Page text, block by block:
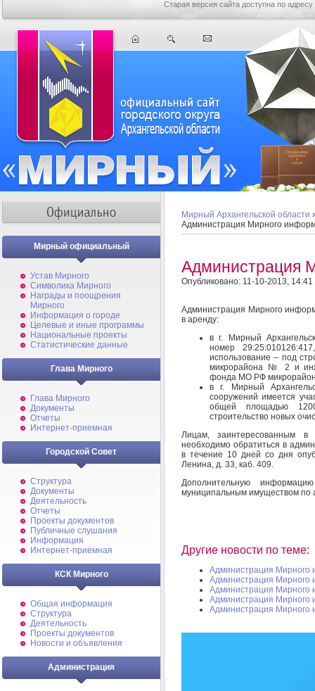
Старая версия сайта доступна по адресу
Мирный официальный
Устав Мирного
Символика Мирного
Награды и поощрения
Мирного
Информация о городе
Целевые и иные программы
Национальные проекты
Статистические данные
Глава Мирного
Глава Мирного
Документы
Отчеты
Интернет-приемная
Городской Совет
Структура
Документы
Деятельность
Отчеты
Проекты документов
Публичные слушания
Информация
Интернет-приемная
КСК Мирного
Общая информация
Структура
Деятельность
Проекты документов
Новости и объявления
Администрация
Мирный Архангельской области
Администрация Мирного
Администрация
Опубликовано: 11-10-2013, 14:41
Администрация Мирного
в аренду:
в г. Мирный
номер
использование – под
микрорайона № 2 и
фонда МО РФ
в г. Мирный
сооружений имеется
общей площадью
строительство новых
Лицам, заинтересованным в
необходимо обратиться в
в течение 10 дней со дня
Ленина, д. 33, каб. 409.
Дополнительную
муниципальным имуществом по
Другие новости по теме:
Администрация Мирного
Администрация Мирного
Администрация Мирного
Администрация Мирного
Администрация Мирного